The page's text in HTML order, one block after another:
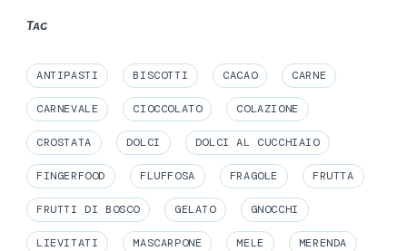
Tag
ANTIPASTI BISCOTTI CACAO CARNE
CARNEVALE CIOCCOLATO COLAZIONE
CROSTATA DOLCI DOLCI AL CUCCHIAIO
FINGERFOOD FLUFFOSA FRAGOLE FRUTTA
FRUTTI DI BOSCO GELATO GNOCCHI
LIEVITATI MASCARPONE MELE MERENDA